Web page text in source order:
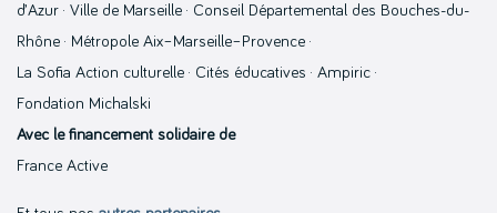
d’Azur · Ville de Marseille · Conseil Départemental des Bouches-du-
Rhône · Métropole Aix–Marseille–Provence ·
La Sofia Action culturelle · Cités éducatives · Ampiric ·
Fondation Michalski
Avec le financement solidaire de
France Active